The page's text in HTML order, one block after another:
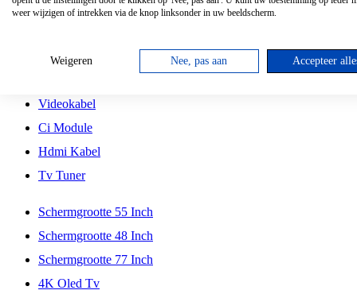
Antennekabel
Videokabel
Ci Module
Hdmi Kabel
Tv Tuner
Schermgrootte 55 Inch
Schermgrootte 48 Inch
Schermgrootte 77 Inch
4K Oled Tv
weer wijzigen of intrekken via de knop linksonder in uw beeldscherm.
Weigeren Nee, pas aan Accepteer